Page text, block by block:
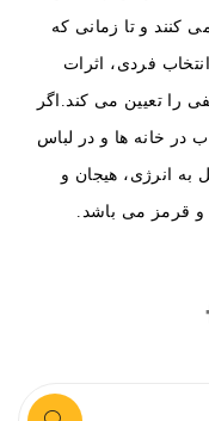
کنند و تا زمانی که
فردی، اثرات
را تعیین می کند.اگر
در خانه ها و در لباس
به انرژی، هیجان و
و قرمز می باشد.